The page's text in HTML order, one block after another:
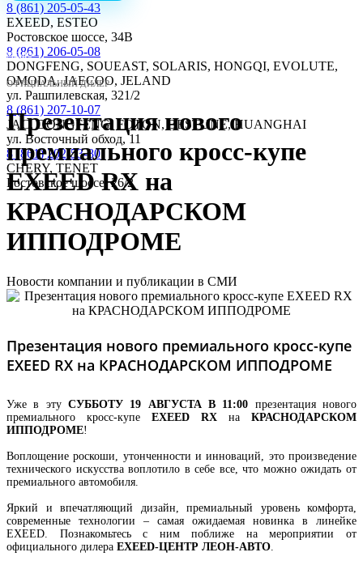
8 (861) 205-05-43
EXEED, ESTEO
Ростовское шоссе, 34В
8 (861) 206-05-08
DONGFENG, SOUEAST, SOLARIS, HONGQI, EVOLUTE,
OMODA, JAECOO, JELAND
ул. Рашпилевская, 321/2
8 (861) 207-10-07
JAC, DONGFENG, FOTON, BESTUNE, HUANGHAI
ул. Восточный обход, 11
8 (861) 202-53-80
CHERY, TENET
Ростовское шоссе, 26/2
МЕНЮ
ОФИЦИАЛЬНЫЙ ДИЛЕР
Презентация нового
премиального кросс-купе
EXEED RX на
КРАСНОДАРСКОМ
ИППОДРОМЕ
Новости компании и публикации в СМИ
Презентация нового премиального кросс-купе
EXEED RX на КРАСНОДАРСКОМ ИППОДРОМЕ
Уже в эту СУББОТУ 19 АВГУСТА В 11:00 презентация нового
премиального кросс-купе EXEED RX на КРАСНОДАРСКОМ
ИППОДРОМЕ!
Воплощение роскоши, утонченности и инноваций, это произведение
технического искусства воплотило в себе все, что можно ожидать от
премиального автомобиля.
Яркий и впечатляющий дизайн, премиальный уровень комфорта,
современные технологии – самая ожидаемая новинка в линейке
EXEED. Познакомьтесь с ним поближе на мероприятии от
официального дилера EXEED-ЦЕНТР ЛЕОН-АВТО